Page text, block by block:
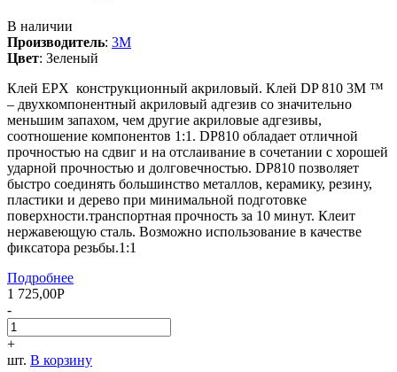
В наличии
Производитель: 3M
Цвет: Зеленый
Клей EPX конструкционный акриловый. Клей DP 810 3M ™
– двухкомпонентный акриловый адгезив со значительно
меньшим запахом, чем другие акриловые адгезивы,
соотношение компонентов 1:1. DP810 обладает отличной
прочностью на сдвиг и на отслаивание в сочетании с хорошей
ударной прочностью и долговечностью. DP810 позволяет
быстро соединять большинство металлов, керамику, резину,
пластики и дерево при минимальной подготовке
поверхности.транспортная прочность за 10 минут. Клеит
нержавеющую сталь. Возможно использование в качестве
фиксатора резьбы.1:1
Подробнее
1 725,00Р
-
+
шт. В корзину